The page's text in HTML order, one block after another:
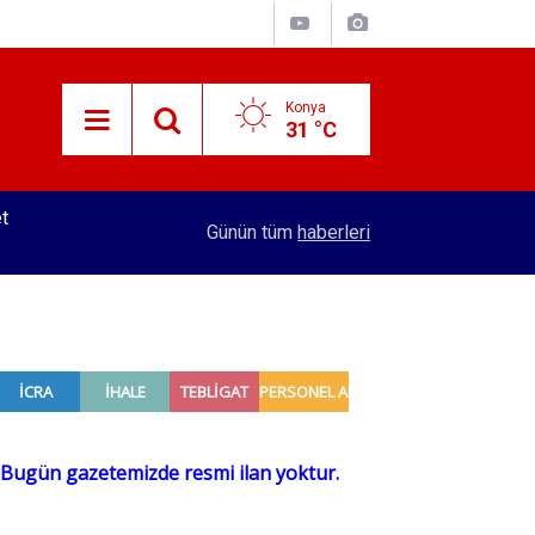
Konya
31 °C
Konya'da oda seçimi heyecanı başlıyor! Bu
Günün tüm haberleri